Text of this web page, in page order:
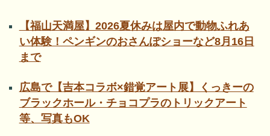
【福山天満屋】2026夏休みは屋内で動物ふれあ
い体験！ペンギンのおさんぽショーなど8月16日
まで
広島で【吉本コラボ×錯覚アート展】くっきーの
ブラックホール・チョコプラのトリックアート
等、写真もOK